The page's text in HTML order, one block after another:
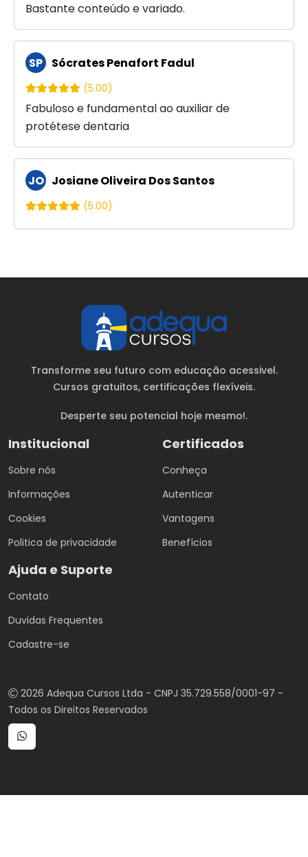
Bastante conteúdo e variado.
SP Sócrates Penafort Fadul
(5.00)
Fabuloso e fundamental ao auxiliar de
protétese dentaria
JO Josiane Oliveira Dos Santos
(5.00)
Transforme seu futuro com educação acessivel.
Cursos gratuitos, certificações flexíveis.
Desperte seu potencial hoje mesmo!.
Institucional
Sobre nós
Informações
Cookies
Politica de privacidade
Certificados
Conheça
Autenticar
Vantagens
Benefícios
Ajuda e Suporte
Contato
Duvidas Frequentes
Cadastre-se
2026 Adequa Cursos Ltda - CNPJ 35.729.558/0001-97 -
Todos os Direitos Reservados